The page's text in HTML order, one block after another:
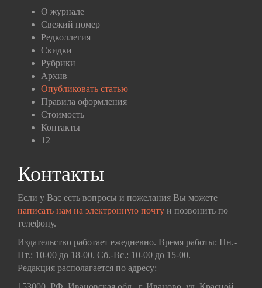
О журнале
Свежий номер
Редколлегия
Скидки
Рубрики
Архив
Опубликовать статью
Правила оформления
Стоимость
Контакты
12+
Контакты
Если у Вас есть вопросы и пожелания Вы можете
написать нам на электронную почту и позвонить по
телефону.
Издательство работает ежедневно. Время работы: Пн.-
Пт.: 10-00 до 18-00. Сб.-Вс.: 10-00 до 15-00.
Редакция располагается по адресу: